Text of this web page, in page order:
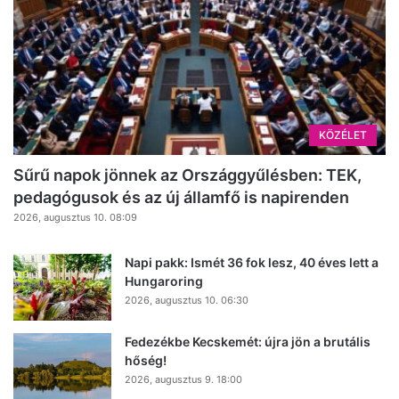
KÖZÉLET
Sűrű napok jönnek az Országgyűlésben: TEK,
pedagógusok és az új államfő is napirenden
2026, augusztus 10. 08:09
Napi pakk: Ismét 36 fok lesz, 40 éves lett a
Hungaroring
2026, augusztus 10. 06:30
Fedezékbe Kecskemét: újra jön a brutális
hőség!
2026, augusztus 9. 18:00